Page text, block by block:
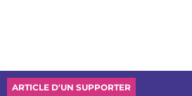
ARTICLE D'UN SUPPORTER